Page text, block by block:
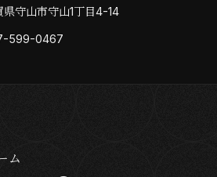
県守山市守山1丁目4-14
599-0467
ム